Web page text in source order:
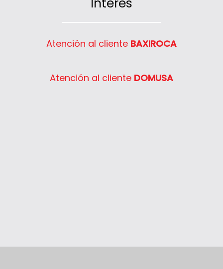
Atención al cliente BAXIROCA
Atención al cliente DOMUSA